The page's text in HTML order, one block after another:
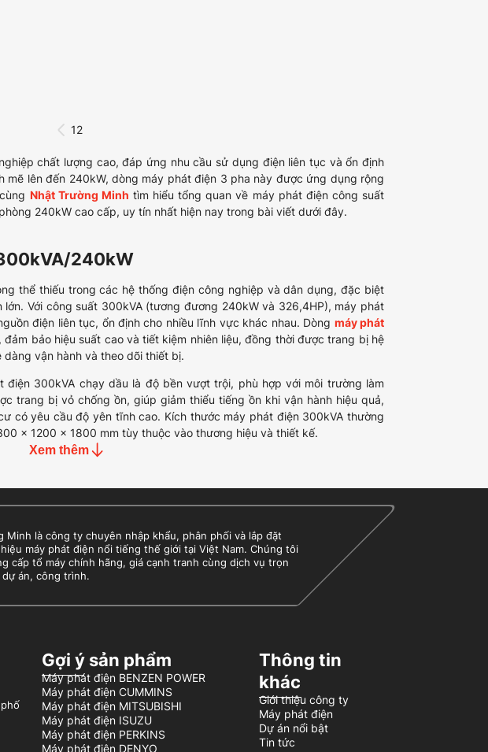
12
chất lượng cao, đáp ứng nhu cầu sử dụng điện liên tục và ổn định
mẽ lên đến 240kW, dòng máy phát điện 3 pha này được ứng dụng rộng
Nhật Trường Minh tìm hiểu tổng quan về máy phát điện công suất
240kW cao cấp, uy tín nhất hiện nay trong bài viết dưới đây.
240kW
thể thiếu trong các hệ thống điện công nghiệp và dân dụng, đặc biệt
Với công suất 300kVA (tương đương 240kW và 326,4HP), máy phát
điện liên tục, ổn định cho nhiều lĩnh vực khác nhau. Dòng máy phát
đảm bảo hiệu suất cao và tiết kiệm nhiên liệu, đồng thời được trang bị hệ
vận hành và theo dõi thiết bị.
300kVA chạy dầu là độ bền vượt trội, phù hợp với môi trường làm
trang bị vỏ chống ồn, giúp giảm thiểu tiếng ồn khi vận hành hiệu quả,
có yêu cầu độ yên tĩnh cao. Kích thước máy phát điện 300kVA​ thường
x 1200 x 1800 mm tùy thuộc vào thương hiệu và thiết kế.
Xem thêm
Minh là công ty chuyên nhập khẩu, phân phối và lắp đặt
máy phát điện nổi tiếng thế giới tại Việt Nam. Chúng tôi
cấp tổ máy chính hãng, giá cạnh tranh cùng dịch vụ trọn
án, công trình.
Gợi ý sản phẩm
Máy phát điện BENZEN POWER
Máy phát điện CUMMINS
Máy phát điện MITSUBISHI
Máy phát điện ISUZU
Máy phát điện PERKINS
Máy phát điện DENYO
Thông tin
khác
Giới thiệu công ty
Máy phát điện
Dự án nổi bật
Tin tức